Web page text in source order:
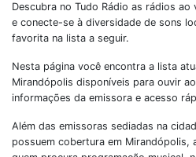
Descubra no Tudo Rádio as rádios
e conecte-se à diversidade de sons
favorita na lista a seguir.
Nesta página você encontra a lista
Mirandópolis disponíveis para ouvir
informações da emissora e acesso
Além das emissoras sediadas na
possuem cobertura em Mirandópolis,